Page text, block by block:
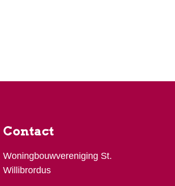
Contact
Woningbouwvereniging St.
Willibrordus